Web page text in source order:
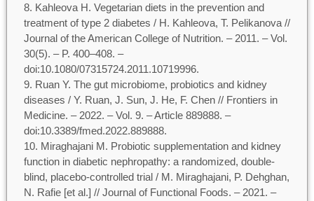
Kahleova H. Vegetarian diets in the prevention and
treatment of type 2 diabetes / H. Kahleova, T. Pelikanova //
Journal of the American College of Nutrition. – 2011. – Vol.
30(5). – P. 400–408. –
doi:10.1080/07315724.2011.10719996.
Ruan Y. The gut microbiome, probiotics and kidney
diseases / Y. Ruan, J. Sun, J. He, F. Chen // Frontiers in
Medicine. – 2022. – Vol. 9. – Article 889888. –
doi:10.3389/fmed.2022.889888.
Miraghajani M. Probiotic supplementation and kidney
function in diabetic nephropathy: a randomized, double-
blind, placebo-controlled trial / M. Miraghajani, P. Dehghan,
N. Rafie [et al.] // Journal of Functional Foods. – 2021. –